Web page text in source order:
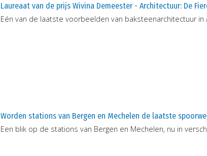
Laureaat van de prijs Wivina Demeester - Architectuur: De
Eén van de laatste voorbeelden van baksteenarchitectuur in
Worden stations van Bergen en Mechelen de laatste
Een blik op de stations van Bergen en Mechelen, nu in